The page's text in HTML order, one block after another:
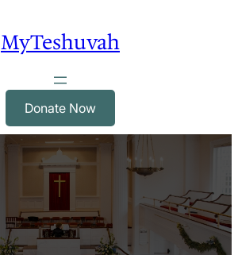
MyTeshuvah
Donate Now